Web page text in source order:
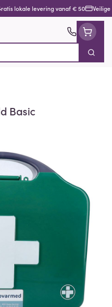
lokale levering vanaf € 50
Zoek
Basic